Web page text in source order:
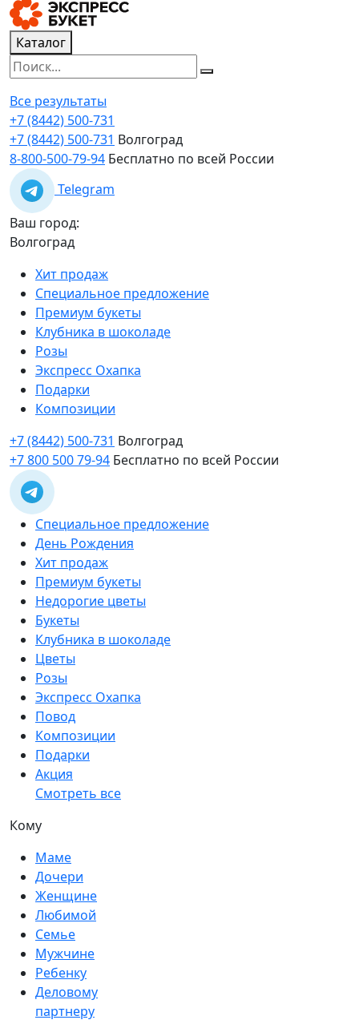
Каталог
Все результаты
+7 (8442) 500-731
+7 (8442) 500-731 Волгоград
8-800-500-79-94 Бесплатно по всей России
Telegram
Ваш город:
Волгоград
Хит продаж
Специальное предложение
Премиум букеты
Клубника в шоколаде
Розы
Экспресс Охапка
Подарки
Композиции
+7 (8442) 500-731 Волгоград
+7 800 500 79-94 Бесплатно по всей России
Специальное предложение
День Рождения
Хит продаж
Премиум букеты
Недорогие цветы
Букеты
Клубника в шоколаде
Цветы
Розы
Экспресс Охапка
Повод
Композиции
Подарки
Акция
Смотреть все
Кому
Маме
Дочери
Женщине
Любимой
Семье
Мужчине
Ребенку
Деловому
партнеру